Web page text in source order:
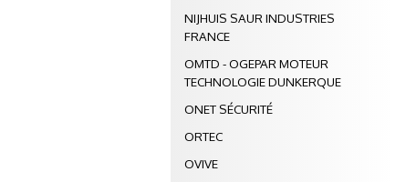
NIJHUIS SAUR INDUSTRIES
FRANCE
OMTD - OGEPAR MOTEUR
TECHNOLOGIE DUNKERQUE
ONET SÉCURITÉ
ORTEC
OVIVE